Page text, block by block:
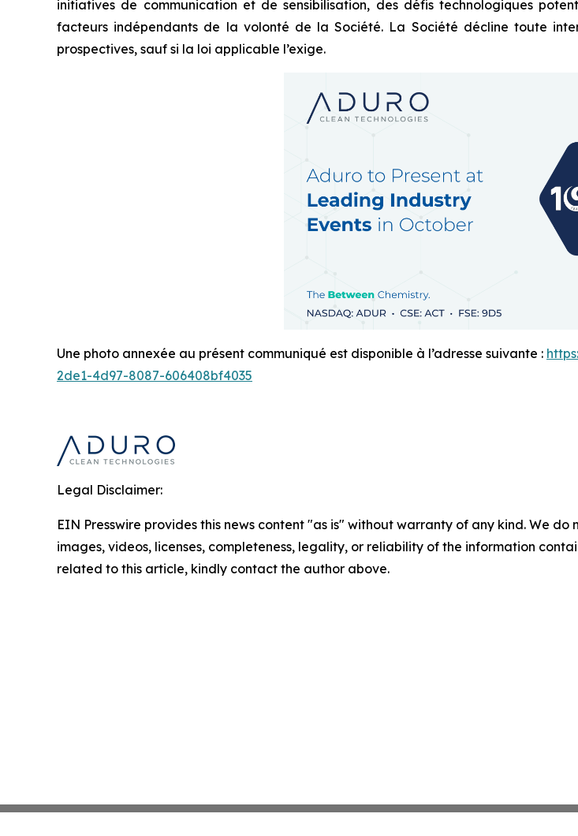
initiatives de communication et de sensibilisation, des défis technologiques
facteurs indépendants de la volonté de la Société. La Société décline toute
prospectives, sauf si la loi applicable l’exige.
Une photo annexée au présent communiqué est disponible à l’adresse suivante :
2de1-4d97-8087-606408bf4035
Legal Disclaimer:
EIN Presswire provides this news content "as is" without warranty of any kind. We
images, videos, licenses, completeness, legality, or reliability of the information
related to this article, kindly contact the author above.